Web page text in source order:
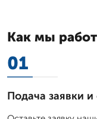
Как мы
01
Подача заявки